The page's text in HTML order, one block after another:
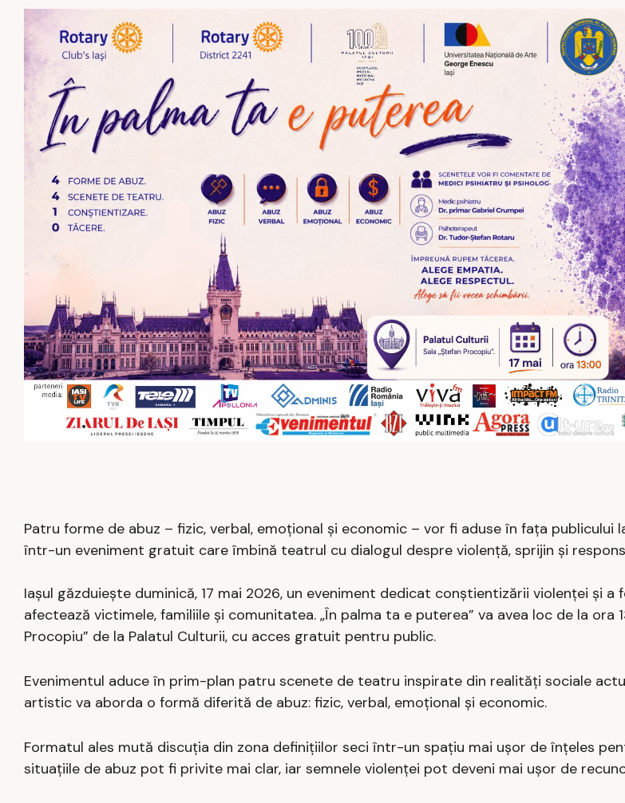
Patru forme de abuz – fizic, verbal, emoțional și economic – vor fi aduse în fața publicului
într-un eveniment gratuit care îmbină teatrul cu dialogul despre violență, sprijin și
Iașul găzduiește duminică, 17 mai 2026, un eveniment dedicat conștientizării violenței și a
afectează victimele, familiile și comunitatea. „În palma ta e puterea” va avea loc de la ora
Procopiu” de la Palatul Culturii, cu acces gratuit pentru public.
Evenimentul aduce în prim-plan patru scenete de teatru inspirate din realități sociale
artistic va aborda o formă diferită de abuz: fizic, verbal, emoțional și economic.
Formatul ales mută discuția din zona definițiilor seci într-un spațiu mai ușor de înțeles
situațiile de abuz pot fi privite mai clar, iar semnele violenței pot deveni mai ușor de